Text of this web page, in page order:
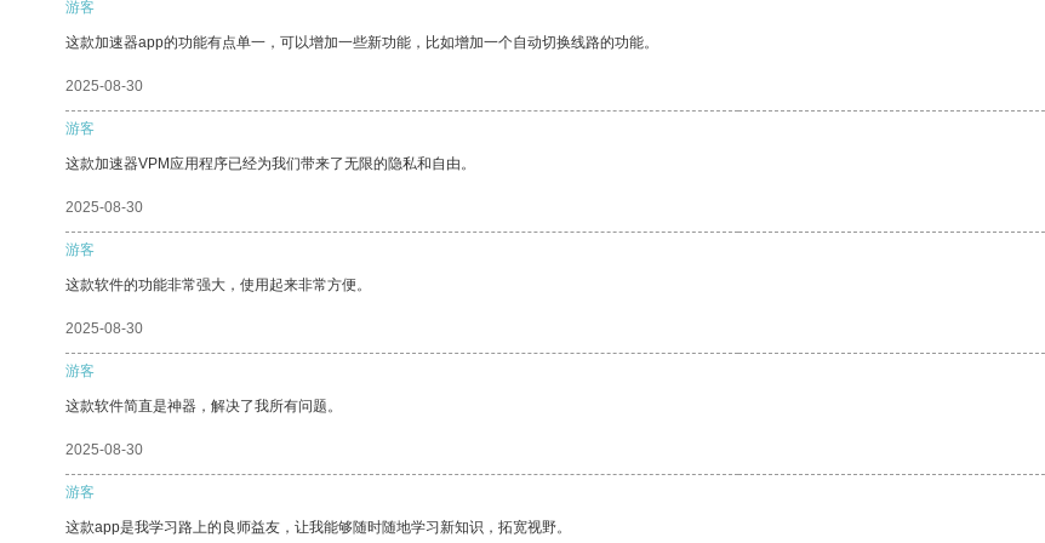
游客
这款加速器app的功能有点单一，可以增加一些新功能，比如增加一个自动切换线路的功能。
2025-08-30
游客
这款加速器VPM应用程序已经为我们带来了无限的隐私和自由。
2025-08-30
游客
这款软件的功能非常强大，使用起来非常方便。
2025-08-30
游客
这款软件简直是神器，解决了我所有问题。
2025-08-30
游客
这款app是我学习路上的良师益友，让我能够随时随地学习新知识，拓宽视野。